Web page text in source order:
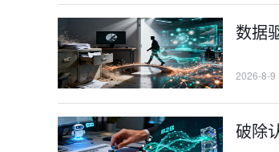
数据
2026-8-9
破除